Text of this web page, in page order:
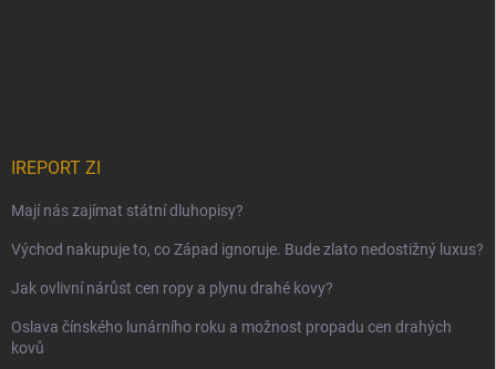
IREPORT ZI
Mají nás zajímat státní dluhopisy?
Východ nakupuje to, co Západ ignoruje. Bude zlato nedostižný luxus?
Jak ovlivní nárůst cen ropy a plynu drahé kovy?
Oslava čínského lunárního roku a možnost propadu cen drahých
kovů